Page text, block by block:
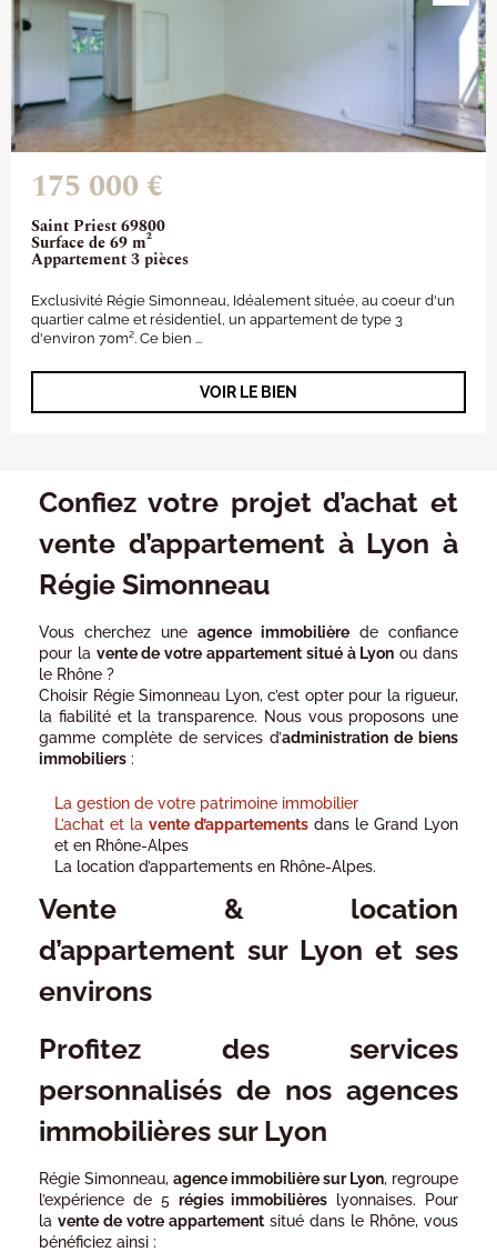
Saint Priest 69800
Surface de 69 m²
Appartement 3 pièces
175 000 €
Exclusivité Régie Simonneau, Idéalement située, au coeur d'un
quartier calme et résidentiel, un appartement de type 3
d'environ 70m². Ce bien ...
VOIR LE BIEN
Confiez votre projet d’achat et
vente d’appartement à Lyon à
Régie Simonneau
Vous cherchez une agence immobilière de confiance
pour la vente de votre appartement situé à Lyon ou dans
le Rhône ?
Choisir Régie Simonneau Lyon, c’est opter pour la rigueur,
la fiabilité et la transparence. Nous vous proposons une
gamme complète de services d’administration de biens
immobiliers :
La gestion de votre patrimoine immobilier
L’achat et la vente d’appartements dans le Grand Lyon
et en Rhône-Alpes
La location d’appartements en Rhône-Alpes.
Vente & location
d’appartement sur Lyon et ses
environs
Profitez des services
personnalisés de nos agences
immobilières sur Lyon
Régie Simonneau, agence immobilière sur Lyon, regroupe
l’expérience de 5 régies immobilières lyonnaises. Pour
la vente de votre appartement situé dans le Rhône, vous
bénéficiez ainsi :